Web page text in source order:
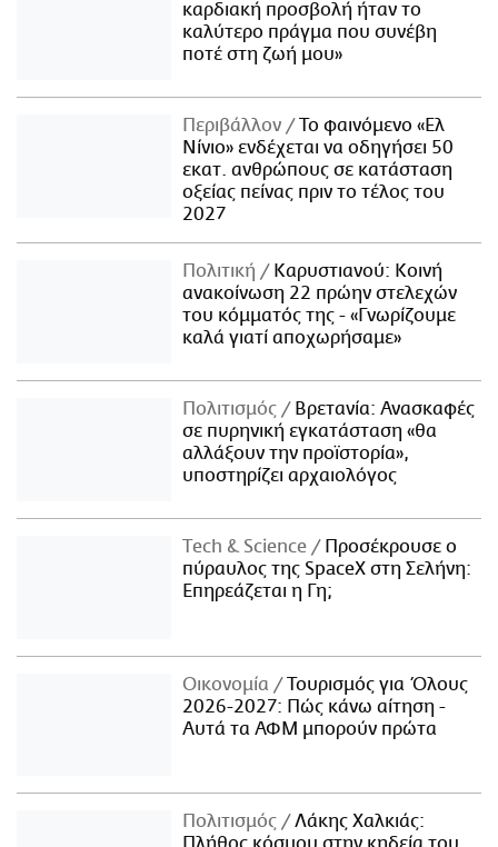
καρδιακή προσβολή ήταν το
καλύτερο πράγμα που συνέβη
ποτέ στη ζωή μου»
Περιβάλλον
Το φαινόμενο «Ελ
Νίνιο» ενδέχεται να οδηγήσει 50
εκατ. ανθρώπους σε κατάσταση
οξείας πείνας πριν το τέλος του
2027
Πολιτική
Καρυστιανού: Κοινή
ανακοίνωση 22 πρώην στελεχών
του κόμματός της - «Γνωρίζουμε
καλά γιατί αποχωρήσαμε»
Πολιτισμός
Βρετανία: Ανασκαφές
σε πυρηνική εγκατάσταση «θα
αλλάξουν την προϊστορία»,
υποστηρίζει αρχαιολόγος
Τech & Science
Προσέκρουσε ο
πύραυλος της SpaceX στη Σελήνη:
Επηρεάζεται η Γη;
Οικονομία
Τουρισμός για Όλους
2026-2027: Πώς κάνω αίτηση -
Αυτά τα ΑΦΜ μπορούν πρώτα
Πολιτισμός
Λάκης Χαλκιάς: